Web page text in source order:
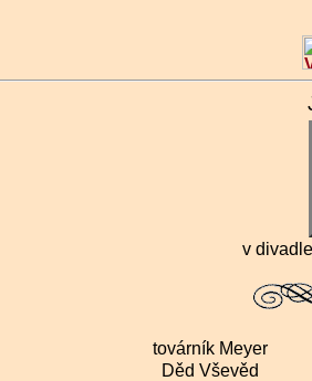
v
továrník Meyer
Děd Vševěd